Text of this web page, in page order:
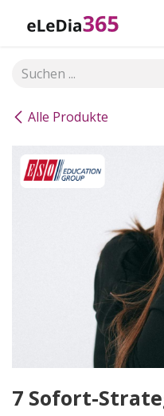
Alle Produkte
7 Sofort-